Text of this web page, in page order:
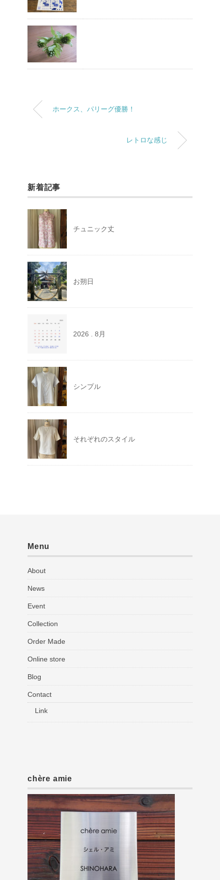
ホークス、パリーグ優勝！
レトロな感じ
新着記事
チュニック丈
お朔日
2026 . 8月
シンプル
それぞれのスタイル
Menu
About
News
Event
Collection
Order Made
Online store
Blog
Contact
Link
chère amie